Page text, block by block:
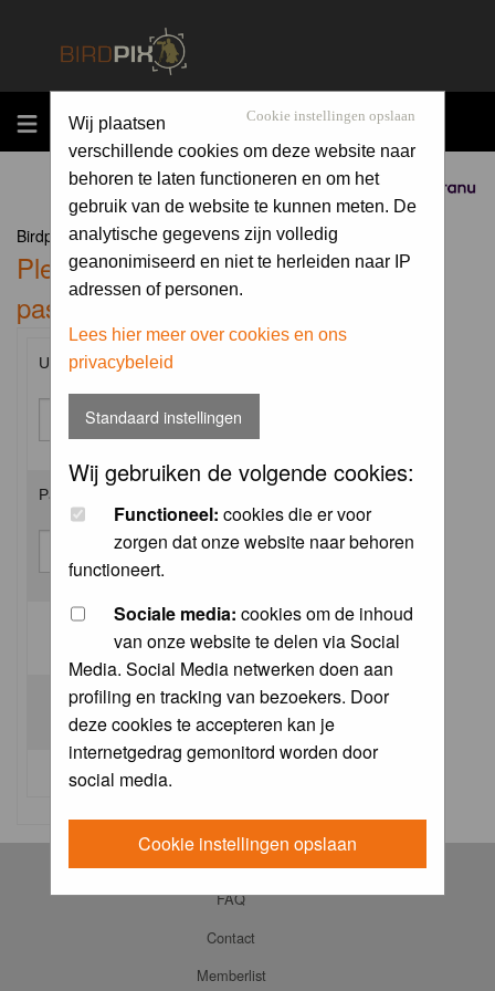
MENU
Sponsored by
Cookie instellingen opslaan
Wij plaatsen
verschillende cookies om deze website naar
behoren te laten functioneren en om het
gebruik van de website te kunnen meten. De
analytische gegevens zijn volledig
geanonimiseerd en niet te herleiden naar IP
adressen of personen.
Lees hier meer over cookies en ons
privacybeleid
Standaard instellingen
Wij gebruiken de volgende cookies:
Functioneel: cookies die er voor
zorgen dat onze website naar behoren
functioneert.
Sociale media: cookies om de inhoud
van onze website te delen via Social
Media. Social Media netwerken doen aan
profiling en tracking van bezoekers. Door
deze cookies te accepteren kan je
internetgedrag gemonitord worden door
social media.
Cookie instellingen opslaan
Birdpix.nl Forum Index
Please enter your username and
password to log in.
Username:
Password:
Log me on automatically each visit:
I forgot my password
FAQ
Contact
Memberlist